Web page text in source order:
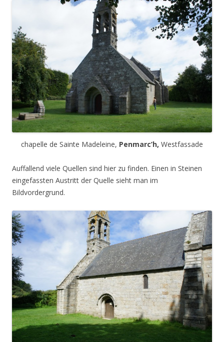
chapelle de Sainte Madeleine, Penmarc’h, Westfassade
Auffallend viele Quellen sind hier zu finden. Einen in Steinen
eingefassten Austritt der Quelle sieht man im
Bildvordergrund.